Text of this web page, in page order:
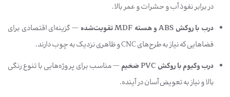
در برابر نفوذ آب و حشرات و عمر بالا.
درب با روکش ABS و هسته MDF تقویت‌شده
— گزینه‌ای اقتصادی برای
فضاهایی که نیاز به طرح‌های CNC و ظاهری نزدیک به چوب دارند.
درب وکیوم با روکش PVC ضخیم
— مناسب برای پروژه‌هایی با تنوع رنگی
بالا و نیاز به تعویض آسان در آینده.